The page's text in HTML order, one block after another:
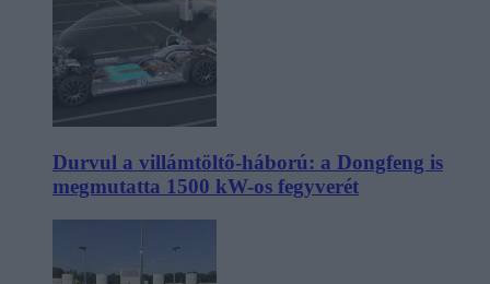
Durvul a villámtöltő-háború: a Dongfeng is
megmutatta 1500 kW-os fegyverét